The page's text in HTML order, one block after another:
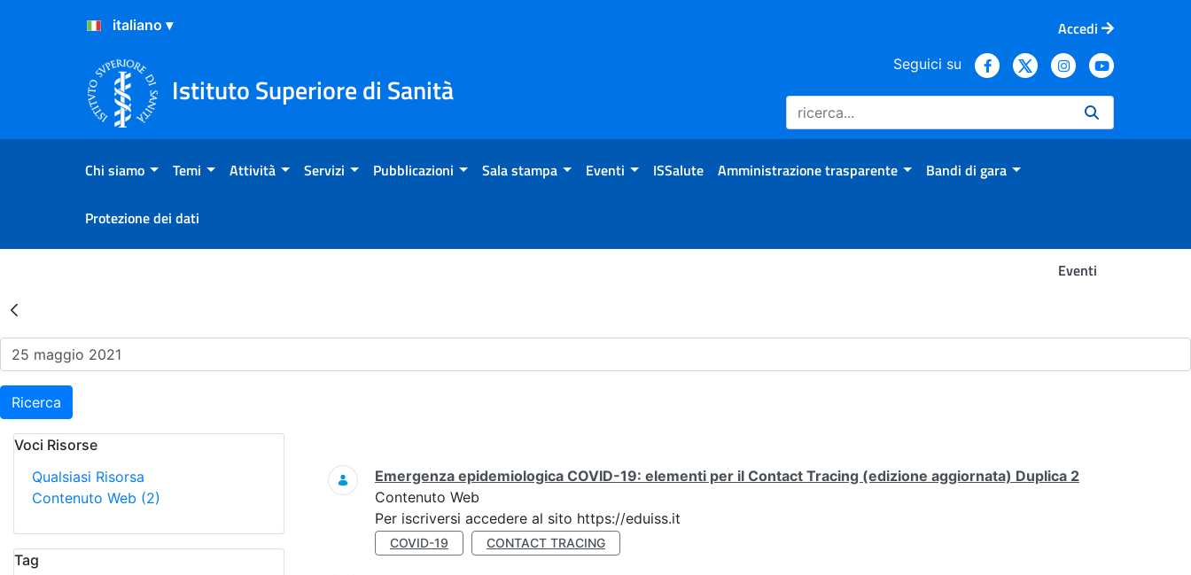
Salta al Contenuto
Salta al Footer
Accedi
Istituto Superiore di Sanità
Seguici su
Chi siamo Temi Attività Servizi Pubblicazioni Sala stampa Eventi ISSalute Amministrazione trasparente Bandi di gara
Protezione dei dati
Eventi
Risultati della Ricerca - Eventi
Ricerca
Voci Risorse
Qualsiasi Risorsa
Contenuto Web (2)
Tag
Ricerca
Emergenza epidemiologica COVID-19: elementi per il Contact Tracing (edizione aggiornata) Duplica 2
Contenuto Web
Per iscriversi accedere al sito https://eduiss.it
COVID-19 CONTACT TRACING